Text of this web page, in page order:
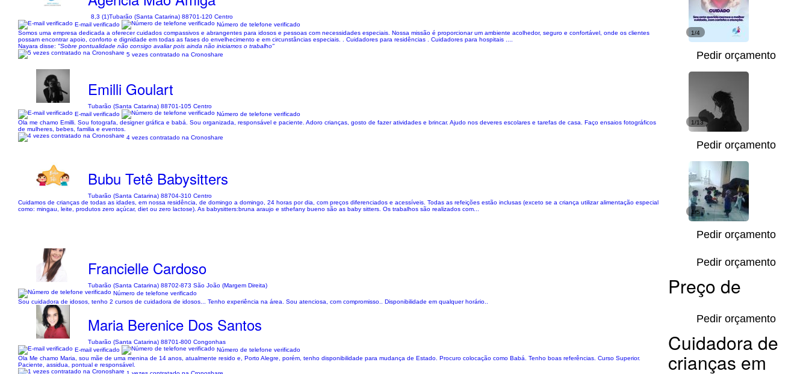
8,3 (1)Tubarão (Santa Catarina) 88701-120 Centro
E-mail verificado
Número de telefone verificado
Somos uma empresa dedicada a oferecer cuidados compassivos e abrangentes para idosos e pessoas com necessidades especiais. Nossa missão é proporcionar um ambiente acolhedor, seguro e confortável, onde os clientes
possam encontrar apoio, conforto e dignidade em todas as fases do envelhecimento e em circunstâncias especiais. . Cuidadores para residências . Cuidadores para hospitais ....
Nayara disse: "Sobre pontualidade não consigo avaliar pois ainda não iniciamos o trabalho"
5 vezes contratado na Cronoshare
1/4
Pedir orçamento
Emilli Goulart
Tubarão (Santa Catarina) 88701-105 Centro
E-mail verificado
Número de telefone verificado
Ola me chamo Emilli. Sou fotografa, designer gráfica e babá. Sou organizada, responsável e paciente. Adoro crianças, gosto de fazer atividades e brincar. Ajudo nos deveres escolares e tarefas de casa. Faço ensaios fotográficos
de mulheres, bebes, familia e eventos.
4 vezes contratado na Cronoshare
1/13
Pedir orçamento
Bubu Tetê Babysitters
Tubarão (Santa Catarina) 88704-310 Centro
Cuidamos de crianças de todas as idades, em nossa residência, de domingo a domingo, 24 horas por dia, com preços diferenciados e acessíveis. Todas as refeições estão inclusas (exceto se a criança utilizar alimentação especial
como: mingau, leite, produtos zero açúcar, diet ou zero lactose). As babysitters:bruna araujo e sthefany bueno são as baby sitters. Os trabalhos são realizados com...
1/5
Pedir orçamento
Francielle Cardoso
Tubarão (Santa Catarina) 88702-873 São João (Margem Direita)
Número de telefone verificado
Sou cuidadora de idosos, tenho 2 cursos de cuidadora de idosos... Tenho experiência na área. Sou atenciosa, com compromisso.. Disponibilidade em qualquer horário..
Pedir orçamento
Maria Berenice Dos Santos
Tubarão (Santa Catarina) 88701-800 Congonhas
E-mail verificado
Número de telefone verificado
Ola Me chamo Maria, sou mãe de uma menina de 14 anos, atualmente resido e, Porto Alegre, porém, tenho disponibilidade para mudança de Estado. Procuro colocação como Babá. Tenho boas referências. Curso Superior.
Paciente, assidua, pontual e responsável.
Pedir orçamento
Preço de
Cuidadora de
crianças em